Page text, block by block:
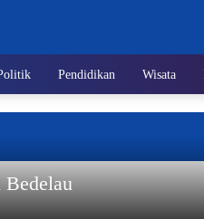
Pendidikan Wisata